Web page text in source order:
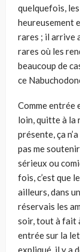
quelquefois,
heureusement
rares ; il arrive
rares où les
beaucoup de
ce
Comme entrée
loin, quitte à la
présente, ça
pas me
sérieux ou
fois, c’est que
ailleurs, dans
réservais les
soir, tout à fait
entrée sur la